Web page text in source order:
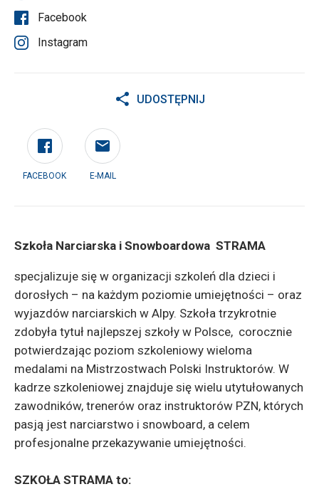
Facebook
Instagram
UDOSTĘPNIJ
FACEBOOK E-MAIL
Szkoła Narciarska i Snowboardowa STRAMA
specjalizuje się w organizacji szkoleń dla dzieci i
dorosłych – na każdym poziomie umiejętności – oraz
wyjazdów narciarskich w Alpy. Szkoła trzykrotnie
zdobyła tytuł najlepszej szkoły w Polsce, corocznie
potwierdzając poziom szkoleniowy wieloma
medalami na Mistrzostwach Polski Instruktorów. W
kadrze szkoleniowej znajduje się wielu utytułowanych
zawodników, trenerów oraz instruktorów PZN, których
pasją jest narciarstwo i snowboard, a celem
profesjonalne przekazywanie umiejętności.
SZKOŁA STRAMA to: